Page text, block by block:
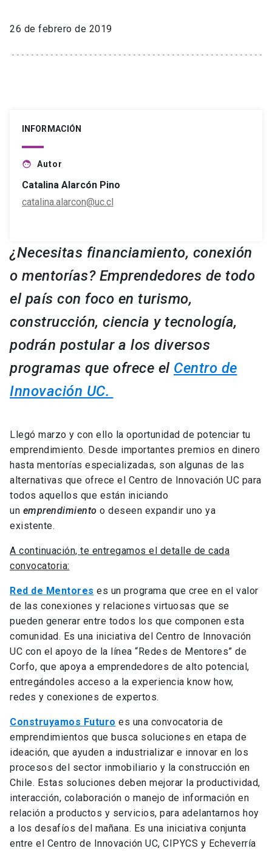
26 de febrero de 2019
INFORMACIÓN
face Autor
Catalina Alarcón Pino
catalina.alarcon@uc.cl
¿Necesitas financiamiento, conexión
o mentorías? Emprendedores de todo
el país con foco en turismo,
construcción, ciencia y tecnología,
podrán postular a los diversos
programas que ofrece el Centro de
Innovación UC.
Llegó marzo y con ello la oportunidad de potenciar tu
emprendimiento. Desde importantes premios en dinero
hasta mentorías especializadas, son algunas de las
alternativas que ofrece el Centro de Innovación UC para
todos aquellos que están iniciando
un emprendimiento o deseen expandir uno ya
existente.
A continuación, te entregamos el detalle de cada
convocatoria:
Red de Mentores es un programa que cree en el valor
de las conexiones y relaciones virtuosas que se
pueden generar entre todos los que componen esta
comunidad. Es una iniciativa del Centro de Innovación
UC con el apoyo de la línea “Redes de Mentores” de
Corfo, que apoya a emprendedores de alto potencial,
entregándoles acceso a la experiencia know how,
redes y conexiones de expertos.
Construyamos Futuro es una convocatoria de
emprendimientos que busca soluciones en etapa de
ideación, que ayuden a industrializar e innovar en los
procesos del sector inmobiliario y la construcción en
Chile. Estas soluciones deben mejorar la productividad,
interacción, colaboración o manejo de información en
relación a productos y servicios, para adelantarnos hoy
a los desafíos del mañana. Es una iniciativa conjunta
entre el Centro de Innovación UC, CIPYCS y Echeverría